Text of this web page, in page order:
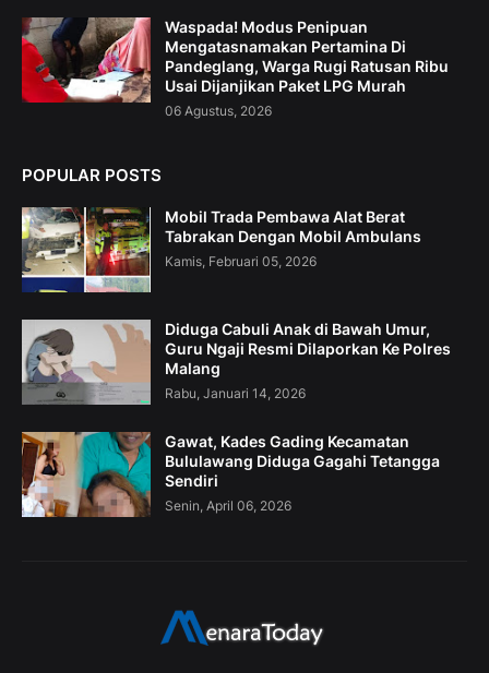
Waspada! Modus Penipuan
Mengatasnamakan Pertamina Di
Pandeglang, Warga Rugi Ratusan Ribu
Usai Dijanjikan Paket LPG Murah
06 Agustus, 2026
POPULAR POSTS
Mobil Trada Pembawa Alat Berat
Tabrakan Dengan Mobil Ambulans
Kamis, Februari 05, 2026
Diduga Cabuli Anak di Bawah Umur,
Guru Ngaji Resmi Dilaporkan Ke Polres
Malang
Rabu, Januari 14, 2026
Gawat, Kades Gading Kecamatan
Bululawang Diduga Gagahi Tetangga
Sendiri
Senin, April 06, 2026